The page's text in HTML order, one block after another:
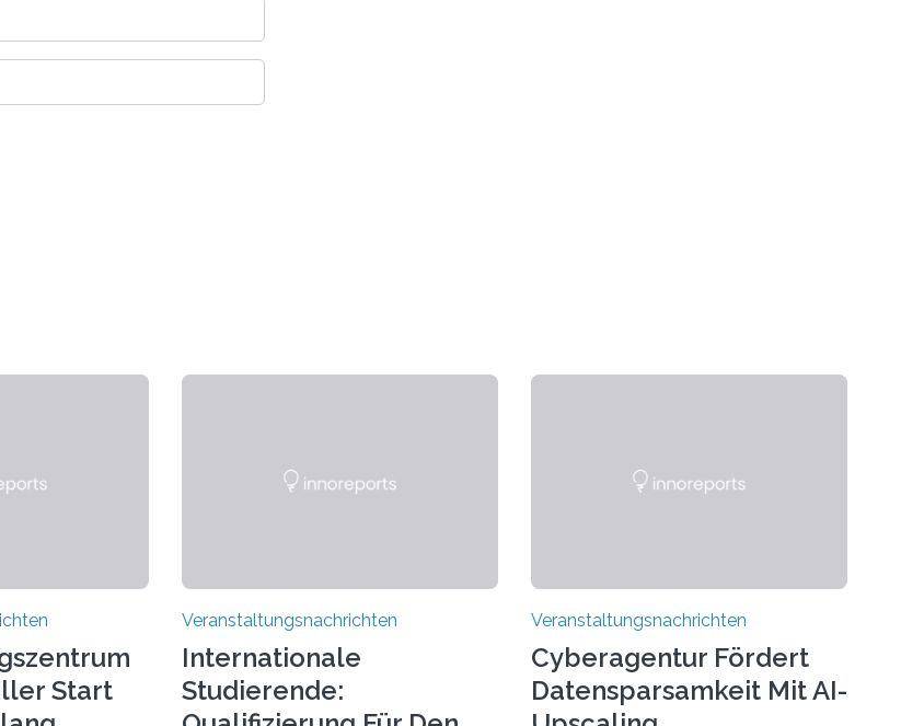
Start
Veranstaltungsnachrichten
Internationale
Studierende:
Veranstaltungsnachrichten
Cyberagentur Fördert
Datensparsamkeit Mit AI-